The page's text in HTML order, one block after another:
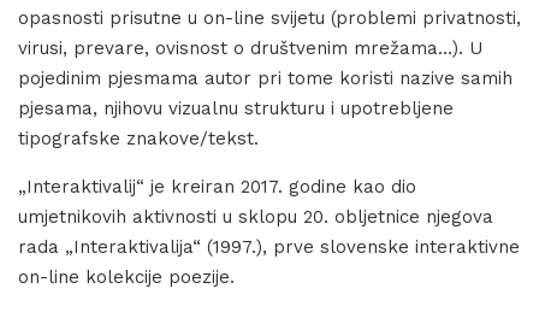
opasnosti prisutne u on-line svijetu (problemi privatnosti,
virusi, prevare, ovisnost o društvenim mrežama…). U
pojedinim pjesmama autor pri tome koristi nazive samih
pjesama, njihovu vizualnu strukturu i upotrebljene
tipografske znakove/tekst.
„Interaktivalij“ je kreiran 2017. godine kao dio
umjetnikovih aktivnosti u sklopu 20. obljetnice njegova
rada „Interaktivalija“ (1997.), prve slovenske interaktivne
on-line kolekcije poezije.